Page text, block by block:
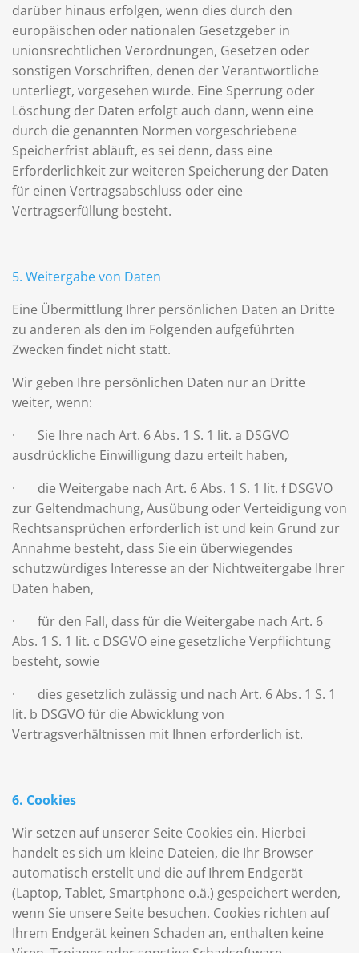
darüber hinaus erfolgen, wenn dies durch den
europäischen oder nationalen Gesetzgeber in
unionsrechtlichen Verordnungen, Gesetzen oder
sonstigen Vorschriften, denen der Verantwortliche
unterliegt, vorgesehen wurde. Eine Sperrung oder
Löschung der Daten erfolgt auch dann, wenn eine
durch die genannten Normen vorgeschriebene
Speicherfrist abläuft, es sei denn, dass eine
Erforderlichkeit zur weiteren Speicherung der Daten
für einen Vertragsabschluss oder eine
Vertragserfüllung besteht.
5. Weitergabe von Daten
Eine Übermittlung Ihrer persönlichen Daten an Dritte
zu anderen als den im Folgenden aufgeführten
Zwecken findet nicht statt.
Wir geben Ihre persönlichen Daten nur an Dritte
weiter, wenn:
· Sie Ihre nach Art. 6 Abs. 1 S. 1 lit. a DSGVO
ausdrückliche Einwilligung dazu erteilt haben,
· die Weitergabe nach Art. 6 Abs. 1 S. 1 lit. f DSGVO
zur Geltendmachung, Ausübung oder Verteidigung von
Rechtsansprüchen erforderlich ist und kein Grund zur
Annahme besteht, dass Sie ein überwiegendes
schutzwürdiges Interesse an der Nichtweitergabe Ihrer
Daten haben,
· für den Fall, dass für die Weitergabe nach Art. 6
Abs. 1 S. 1 lit. c DSGVO eine gesetzliche Verpflichtung
besteht, sowie
· dies gesetzlich zulässig und nach Art. 6 Abs. 1 S. 1
lit. b DSGVO für die Abwicklung von
Vertragsverhältnissen mit Ihnen erforderlich ist.
6. Cookies
Wir setzen auf unserer Seite Cookies ein. Hierbei
handelt es sich um kleine Dateien, die Ihr Browser
automatisch erstellt und die auf Ihrem Endgerät
(Laptop, Tablet, Smartphone o.ä.) gespeichert werden,
wenn Sie unsere Seite besuchen. Cookies richten auf
Ihrem Endgerät keinen Schaden an, enthalten keine